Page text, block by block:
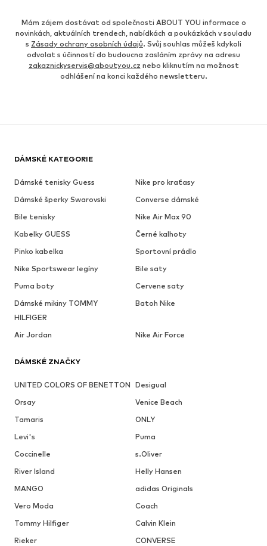
Mám zájem dostávat od společnosti ABOUT YOU informace o
novinkách, aktuálních trendech, nabídkách a poukázkách v souladu
s Zásady ochrany osobních údajů. Svůj souhlas můžeš kdykoli
odvolat s účinností do budoucna zasláním zprávy na adresu
zakaznickyservis@aboutyou.cz nebo kliknutím na možnost
odhlášení na konci každého newsletteru.
DÁMSKÉ KATEGORIE
Dámské tenisky Guess
Nike pro kraťasy
Dámské šperky Swarovski
Converse dámské
Bile tenisky
Nike Air Max 90
Kabelky GUESS
Černé kalhoty
Pinko kabelka
Sportovní prádlo
Nike Sportswear legíny
Bile saty
Puma boty
Cervene saty
Dámské mikiny TOMMY
HILFIGER
Batoh Nike
Air Jordan Nike Air Force
DÁMSKÉ ZNAČKY
UNITED COLORS OF BENETTON Desigual
Orsay
Venice Beach
Tamaris
ONLY
Levi's
Puma
Coccinelle
s.Oliver
River Island
Helly Hansen
MANGO
adidas Originals
Vero Moda
Coach
Tommy Hilfiger
Calvin Klein
Rieker
CONVERSE